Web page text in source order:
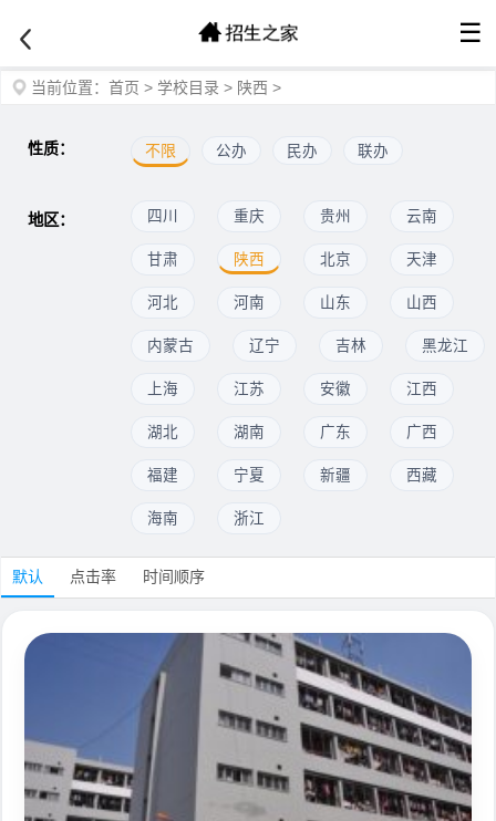
☰
当前位置： 首页 > 学校目录 > 陕西 >
性质： 不限 公办 民办 联办
地区： 四川 重庆 贵州 云南
甘肃 陕西 北京 天津
河北 河南 山东 山西
内蒙古 辽宁 吉林 黑龙江
上海 江苏 安徽 江西
湖北 湖南 广东 广西
福建 宁夏 新疆 西藏
海南 浙江
默认 点击率 时间顺序